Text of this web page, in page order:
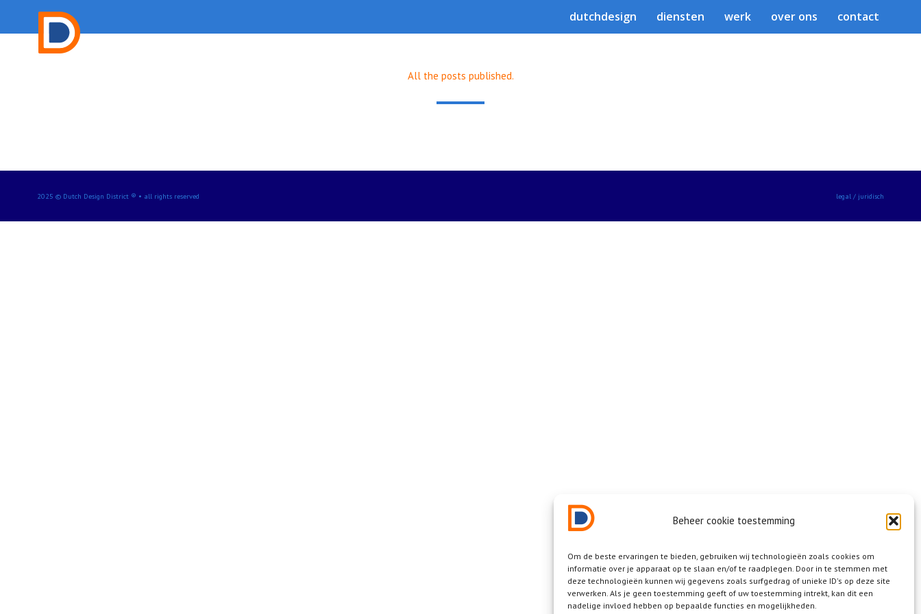
Beheer cookie toestemming
Om de beste ervaringen te bieden, gebruiken wij technologieën zoals cookies om
informatie over je apparaat op te slaan en/of te raadplegen. Door in te stemmen met
deze technologieën kunnen wij gegevens zoals surfgedrag of unieke ID's op deze site
verwerken. Als je geen toestemming geeft of uw toestemming intrekt, kan dit een
nadelige invloed hebben op bepaalde functies en mogelijkheden.
dutchdesign diensten werk over ons contact
All the posts published.
2025 © Dutch Design District ® • all rights reserved legal / juridisch